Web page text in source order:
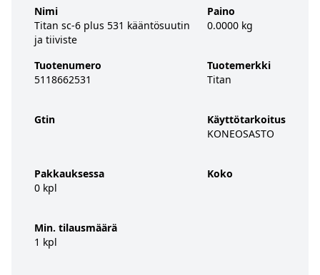
Nimi
Titan sc-6 plus 531 kääntösuutin
ja tiiviste
Tuotenumero
5118662531
Gtin
Pakkauksessa
0 kpl
Min. tilausmäärä
1 kpl
Paino
0.0000 kg
Tuotemerkki
Titan
Käyttötarkoitus
KONEOSASTO
Koko